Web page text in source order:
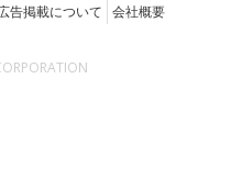
告掲載について 会社概要